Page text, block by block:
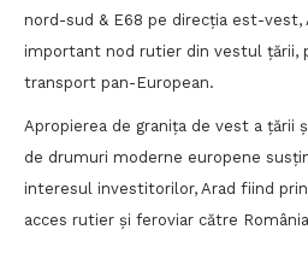
nord-sud & E68 pe direcţia est-vest,
important nod rutier din vestul ţării,
transport pan-European.
Apropierea de graniţa de vest a ţării
de drumuri moderne europene
interesul investitorilor, Arad fiind
acces rutier și feroviar către